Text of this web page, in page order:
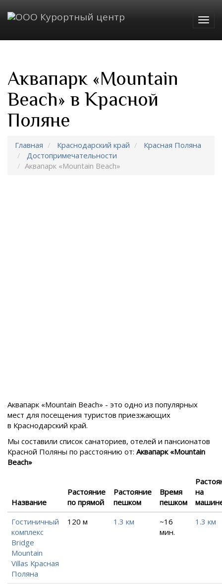
Аквапарк «Mountain
Beach» в Красной
Поляне
Главная Краснодарский край
Красная Поляна
Достопримечательности
Аквапарк «Mountain Beach»
Аквапарк «Mountain Beach» - это одно из популярных
мест для посещения туристов приезжающих
в Краснодарский край.
Мы составили список санаториев, отелей и пансионатов
Красной Поляны по расстоянию от: Аквапарк «Mountain
Beach»
Название
Растояние
по прямой
Растояние
пешком
Время
пешком
на
Гостиничный
комплекс
Bridge
Mountain
Villas Красная
Поляна
120 м 1.3 км
~16
мин.
1.3 км